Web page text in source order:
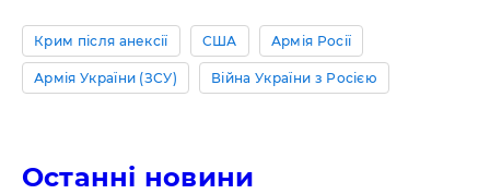
Крим після анексії США Армія Росії
Армія України (ЗСУ) Війна України з Росією
Останні новини